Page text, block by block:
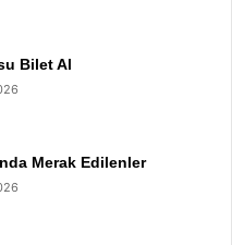
Bilet Al
Merak Edilenler